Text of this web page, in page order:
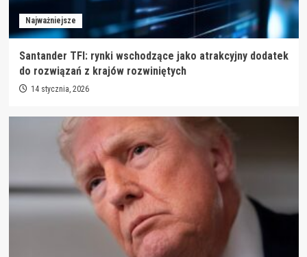
Najważniejsze
Santander TFI: rynki wschodzące jako atrakcyjny dodatek
do rozwiązań z krajów rozwiniętych
14 stycznia, 2026